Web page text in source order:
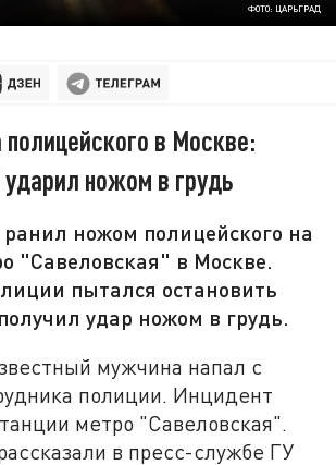
ФОТО: ЦАРЬГРАД
полицейского в Москве:
ножом в грудь
ножом полицейского на
"Савеловская" в Москве.
пытался остановить
удар ножом в грудь.
мужчина напал с
полиции. Инцидент
метро "Савеловская".
в пресс-службе ГУ